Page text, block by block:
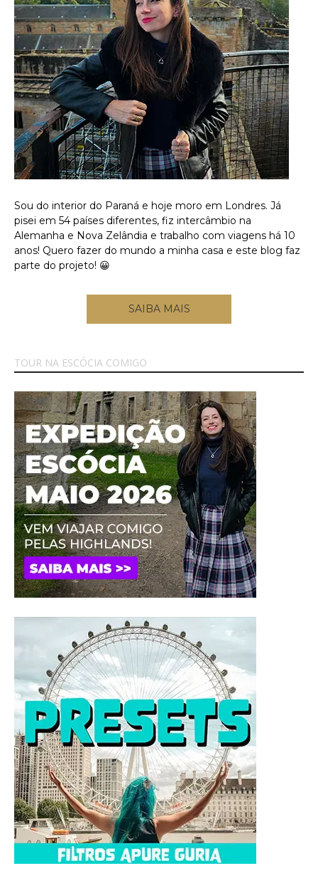
Sou do interior do Paraná e hoje moro em Londres. Já
pisei em 54 países diferentes, fiz intercâmbio na
Alemanha e Nova Zelândia e trabalho com viagens há 10
anos! Quero fazer do mundo a minha casa e este blog faz
parte do projeto! 😀
SAIBA MAIS
TOUR NA ESCÓCIA COMIGO